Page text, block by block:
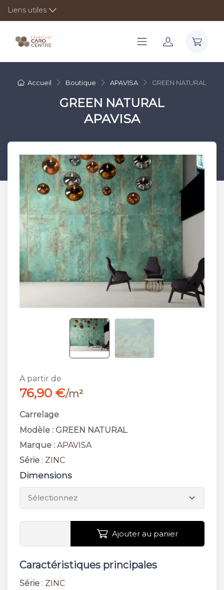
Liens utiles
Accueil Boutique APAVISA GREEN NATURAL
GREEN NATURAL
APAVISA
A partir de
76,90 €/m²
Carrelage
Modèle : GREEN NATURAL
Marque : APAVISA
Série : ZINC
Dimensions
Ajouter au panier
Caractéristiques principales
Série : ZINC